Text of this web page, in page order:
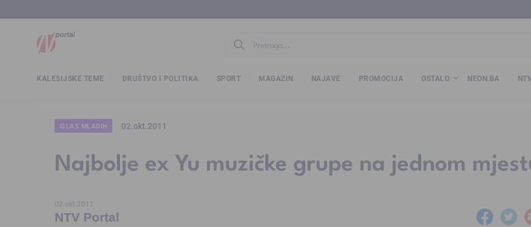
KALESIJSKE TEME DRUŠTVO I POLITIKA SPORT MAGAZIN NAJAVE PROMOCIJA OSTALO NEON.BA
GLAS MLADIH 02.okt.2011
Najbolje ex Yu muzičke grupe na jednom
02.okt.2011
NTV Portal